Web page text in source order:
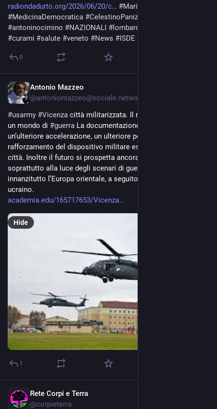
radiondadurto.org/2026/06/20/c
#MariaChiaraRodeghiero
#MedicinaDemocratica #CelestinoPanizza
#antoninocimino #NAZIONALI # lombardia
#curami #salute #veneto #News #ISDE #
0
Antonio Mazzeo
@antoniomazzeo@sociale.network
#usarmy #Vicenza città militarizzata. Il ruolo delle basi Usa in
un mondo di #guerra La documentazione raccolta evidenzia
un’ulteriore accelerazione, un ulteriore potenziamento e
rafforzamento del dispositivo militare esistente in questa
città. Inoltre il futuro si prospetta ancora più drammatico
soprattutto alla luce degli scenari di guerra che riguardano
innanzitutto l’Europa orientale, a seguito del conflitto russo-
ucraino.
academia.edu/165717653/Vicenza
Hide
1
Rete Corpi e Terra
@corpieterra